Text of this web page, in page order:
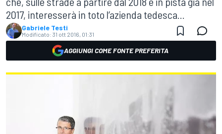
2017, interesserà in toto l’azienda tedesca...
Gabriele Testi
Modificato: 31 ott 2016, 01:31
AGGIUNGI COME FONTE PREFERITA